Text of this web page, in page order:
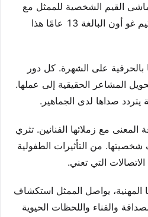
القيم الشخصية للممثل مع
خياراته المهنية. يُظهر رحلة كيم غو أون البالغة 13 عامًا هذا
بالحرفية على الشهرة. كل دور
المشاعر الحقيقية إلى عملها.
صداها لدى الجماهير.
المعنى مع زملائها الفنانين. تثري
شخصيتها. من التأثيرات الطفولية
التي تعني.
يواصل الممثل استكشاف
والفناء واللحظات الحيوية